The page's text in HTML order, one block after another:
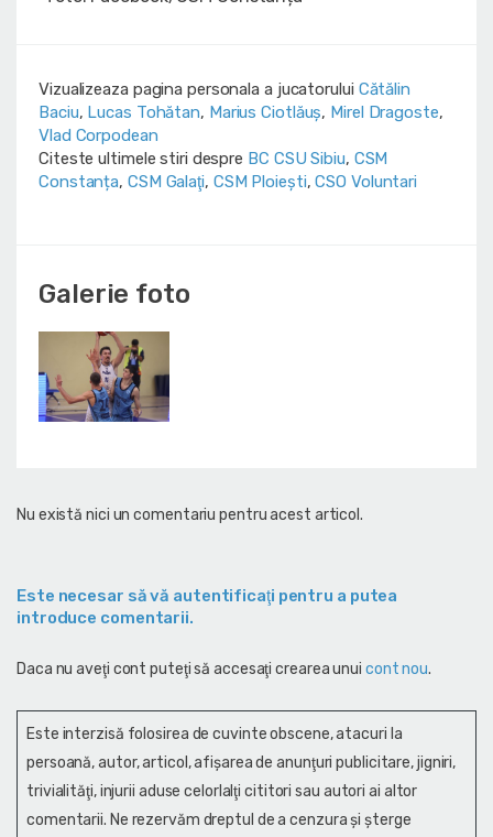
Vizualizeaza pagina personala a jucatorului Cătălin
Baciu, Lucas Tohătan, Marius Ciotlăuș, Mirel Dragoste,
Vlad Corpodean
Citeste ultimele stiri despre BC CSU Sibiu, CSM
Constanța, CSM Galaţi, CSM Ploiești,CSO Voluntari
Galerie foto
Nu există nici un comentariu pentru acest articol.
Este necesar să vă autentificaţi pentru a putea
introduce comentarii.
Daca nu aveţi cont puteţi să accesaţi crearea unui cont nou.
Este interzisă folosirea de cuvinte obscene, atacuri la
persoană, autor, articol, afişarea de anunţuri publicitare, jigniri,
trivialităţi, injurii aduse celorlalţi cititori sau autori ai altor
comentarii. Ne rezervăm dreptul de a cenzura și şterge